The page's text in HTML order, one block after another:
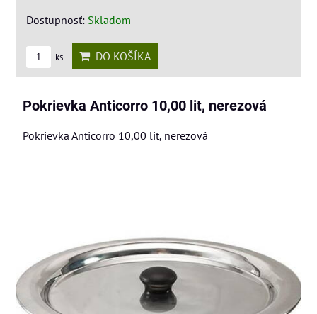
Dostupnosť: Skladom
ks DO KOŠÍKA
Pokrievka Anticorro 10,00 lit, nerezová
Pokrievka Anticorro 10,00 lit, nerezová